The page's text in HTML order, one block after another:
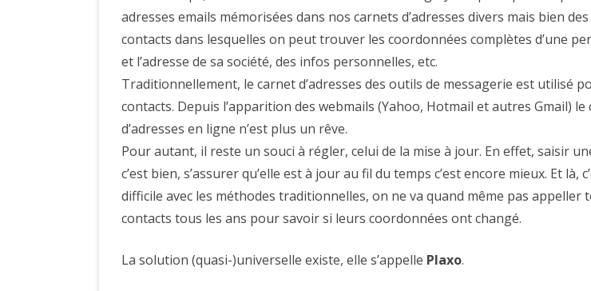
adresses emails mémorisées dans nos carnets d’adresses divers mais bien
contacts dans lesquelles on peut trouver les coordonnées complètes d’une
et l’adresse de sa société, des infos personnelles, etc.
Traditionnellement, le carnet d’adresses des outils de messagerie est utilisé
contacts. Depuis l’apparition des webmails (Yahoo, Hotmail et autres Gmail) le
d’adresses en ligne n’est plus un rêve.
Pour autant, il reste un souci à régler, celui de la mise à jour. En effet, saisir
c’est bien, s’assurer qu’elle est à jour au fil du temps c’est encore mieux. Et là,
difficile avec les méthodes traditionnelles, on ne va quand même pas appeller
contacts tous les ans pour savoir si leurs coordonnées ont changé.
La solution (quasi-)universelle existe, elle s’appelle Plaxo.